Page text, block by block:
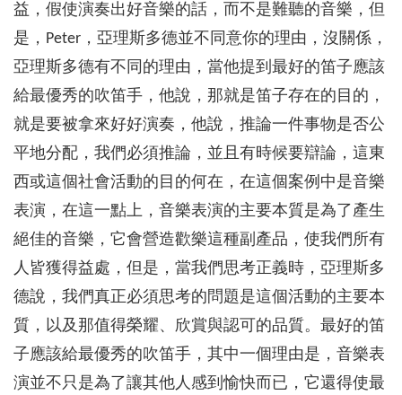
益，假使演奏出好音樂的話，而不是難聽的音樂，但
是，Peter，亞理斯多德並不同意你的理由，沒關係，
亞理斯多德有不同的理由，當他提到最好的笛子應該
給最優秀的吹笛手，他說，那就是笛子存在的目的，
就是要被拿來好好演奏，他說，推論一件事物是否公
平地分配，我們必須推論，並且有時候要辯論，這東
西或這個社會活動的目的何在，在這個案例中是音樂
表演，在這一點上，音樂表演的主要本質是為了產生
絕佳的音樂，它會營造歡樂這種副產品，使我們所有
人皆獲得益處，但是，當我們思考正義時，亞理斯多
德說，我們真正必須思考的問題是這個活動的主要本
質，以及那值得榮耀、欣賞與認可的品質。最好的笛
子應該給最優秀的吹笛手，其中一個理由是，音樂表
演並不只是為了讓其他人感到愉快而已，它還得使最